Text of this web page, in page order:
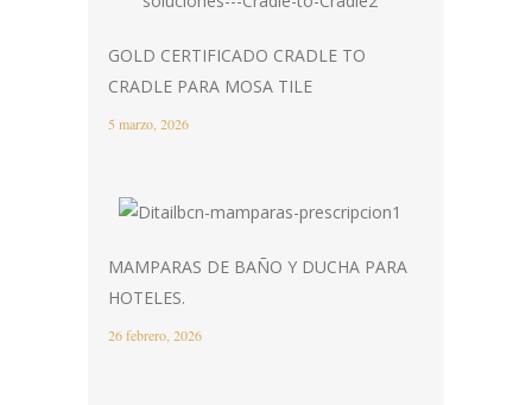
GOLD CERTIFICADO CRADLE TO
CRADLE PARA MOSA TILE
5 marzo, 2026
MAMPARAS DE BAÑO Y DUCHA PARA
HOTELES.
26 febrero, 2026